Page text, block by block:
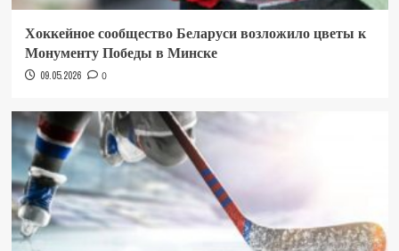
Хоккейное сообщество Беларуси возложило цветы к
Монументу Победы в Минске
09.05.2026 0